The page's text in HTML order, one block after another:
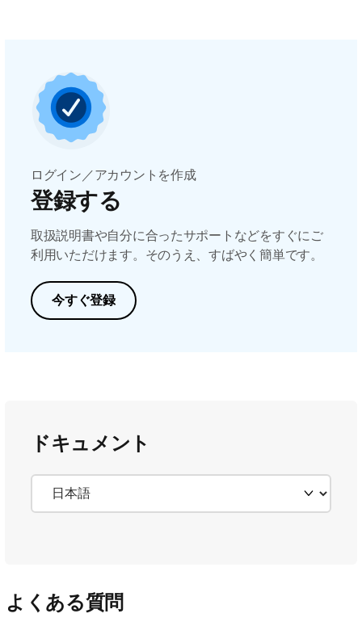
ログイン／アカウントを作成
登録する
取扱説明書や自分に合ったサポートなどをすぐにご
利用いただけます。そのうえ、すばやく簡単です。
今すぐ登録
ドキュメント
よくある質問